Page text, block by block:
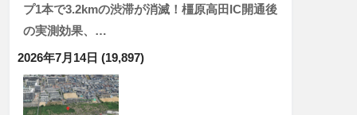
プ1本で3.2kmの渋滞が消滅！橿原高田IC開通後
の実測効果、…
2026年7月14日 (19,897)